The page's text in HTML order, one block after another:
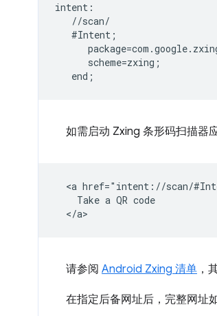
intent:
   //scan/
   #Intent;
      scheme=zxing;
如需启动 Zxing 条形码扫描器
<a href="intent://scan/
    Take a QR code
请参阅 Android Zxing 清单 ，
在指定后备网址后，完整网址